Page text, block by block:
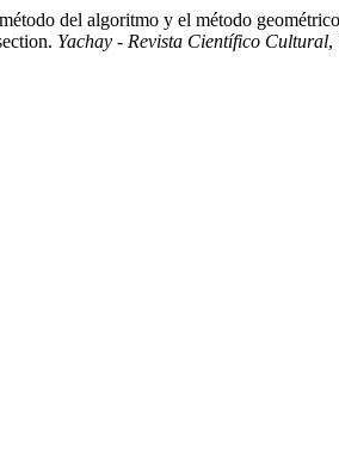
del algoritmo y el método
Yachay - Revista Científico Cultural,